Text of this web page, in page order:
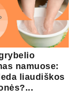
namuose:
liaudiškos